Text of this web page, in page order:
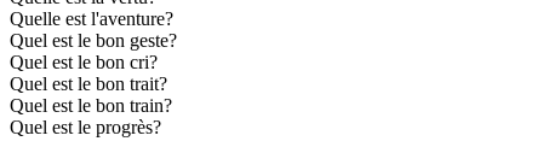
Quelle est l'aventure?
Quel est le bon geste?
Quel est le bon cri?
Quel est le bon trait?
Quel est le bon train?
Quel est le progrès?